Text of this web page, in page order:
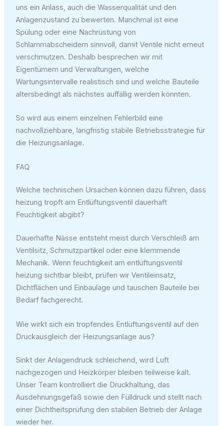
uns ein Anlass, auch die Wasserqualität und den
Anlagenzustand zu bewerten. Manchmal ist eine
Spülung oder eine Nachrüstung von
Schlammabscheidern sinnvoll, damit Ventile nicht erneut
verschmutzen. Deshalb besprechen wir mit
Eigentümern und Verwaltungen, welche
Wartungsintervalle realistisch sind und welche Bauteile
altersbedingt als nächstes auffällig werden könnten.
So wird aus einem einzelnen Fehlerbild eine
nachvollziehbare, langfristig stabile Betriebsstrategie für
die Heizungsanlage.
FAQ
Welche technischen Ursachen können dazu führen, dass
heizung tropft am Entlüftungsventil dauerhaft
Feuchtigkeit abgibt?
Dauerhafte Nässe entsteht meist durch Verschleiß am
Ventilsitz, Schmutzpartikel oder eine klemmende
Mechanik. Wenn feuchtigkeit am entlüftungsventil
heizung sichtbar bleibt, prüfen wir Ventileinsatz,
Dichtflächen und Einbaulage und tauschen Bauteile bei
Bedarf fachgerecht.
Wie wirkt sich ein tropfendes Entlüftungsventil auf den
Druckausgleich der Heizungsanlage aus?
Sinkt der Anlagendruck schleichend, wird Luft
nachgezogen und Heizkörper bleiben teilweise kalt.
Unser Team kontrolliert die Druckhaltung, das
Ausdehnungsgefäß sowie den Fülldruck und stellt nach
einer Dichtheitsprüfung den stabilen Betrieb der Anlage
wieder her.